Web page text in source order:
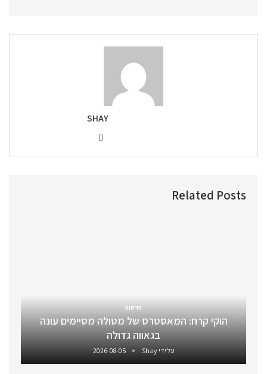
SHAY
Related Posts
חדשות
הוקי קרח: המאסטרס של מטולה מסיימים עונה
בגאווה גדולה
על ידיShay
2026-08-05